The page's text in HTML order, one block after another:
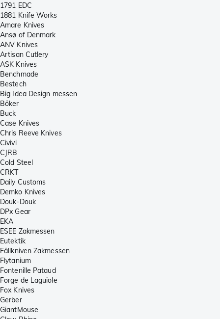
1791 EDC
1881 Knife Works
Amare Knives
Ansø of Denmark
ANV Knives
Artisan Cutlery
ASK Knives
Benchmade
Bestech
Big Idea Design messen
Böker
Buck
Case Knives
Chris Reeve Knives
Civivi
CJRB
Cold Steel
CRKT
Daily Customs
Demko Knives
Douk-Douk
DPx Gear
EKA
ESEE Zakmessen
Eutektik
Fällkniven Zakmessen
Flytanium
Fontenille Pataud
Forge de Laguiole
Fox Knives
Gerber
GiantMouse